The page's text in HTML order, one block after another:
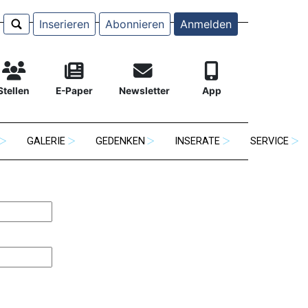
Inserieren Abonnieren Anmelden
E-Paper Newsletter App
GALERIE GEDENKEN INSERATE SERVICE